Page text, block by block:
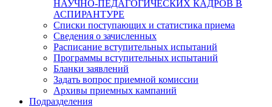
НАУЧНО-ПЕДАГОГИЧЕСКИХ КАДРОВ В
АСПИРАНТУРЕ
Списки поступающих и статистика приема
Сведения о зачисленных
Расписание вступительных испытаний
Программы вступительных испытаний
Бланки заявлений
Задать вопрос приемной комиссии
Архивы приемных кампаний
Подразделения